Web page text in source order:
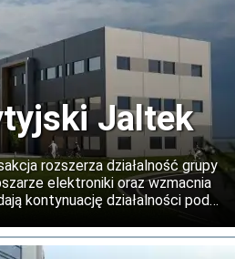
Jaltek
rozszerza działalność grupy
elektroniki oraz wzmacnia
kontynuację działalności pod